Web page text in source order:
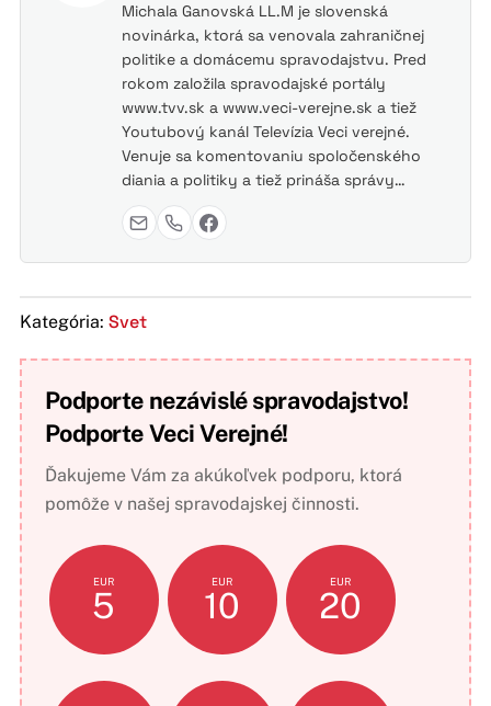
Michala Ganovská LL.M je slovenská
novinárka, ktorá sa venovala zahraničnej
politike a domácemu spravodajstvu. Pred
rokom založila spravodajské portály
www.tvv.sk a www.veci-verejne.sk a tiež
Youtubový kanál Televízia Veci verejné.
Venuje sa komentovaniu spoločenského
diania a politiky a tiež prináša správy…
Kategória: Svet
Podporte nezávislé spravodajstvo!
Podporte Veci Verejné!
Ďakujeme Vám za akúkoľvek podporu, ktorá
pomôže v našej spravodajskej činnosti.
EUR
5
EUR
10
EUR
20